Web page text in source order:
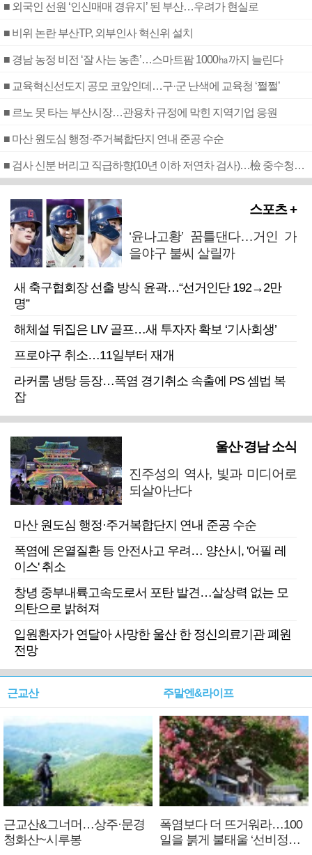
■ 외국인 선원 ‘인신매매 경유지’ 된 부산…우려가 현실로
■ 비위 논란 부산TP, 외부인사 혁신위 설치
■ 경남 농정 비전 ‘잘 사는 농촌’…스마트팜 1000㏊까지 늘린다
■ 교육혁신선도지 공모 코앞인데…구·군 난색에 교육청 ‘쩔쩔’
■ 르노 못 타는 부산시장…관용차 규정에 막힌 지역기업 응원
■ 마산 원도심 행정·주거복합단지 연내 준공 수순
■ 검사 신분 버리고 직급하향(10년 이하 저연차 검사)…檢 중수청행 기피
스포츠 +
‘윤나고황’ 꿈틀댄다…거인 가
을야구 불씨 살릴까
새 축구협회장 선출 방식 윤곽…“선거인단 192→2만
명”
해체설 뒤집은 LIV 골프…새 투자자 확보 ‘기사회생’
프로야구 취소…11일부터 재개
라커룸 냉탕 등장…폭염 경기취소 속출에 PS 셈법 복
잡
울산·경남 소식
진주성의 역사, 빛과 미디어로
되살아난다
마산 원도심 행정·주거복합단지 연내 준공 수순
폭염에 온열질환 등 안전사고 우려… 양산시, '어필 레
이스' 취소
창녕 중부내륙고속도로서 포탄 발견…살상력 없는 모
의탄으로 밝혀져
입원환자가 연달아 사망한 울산 한 정신의료기관 폐원
전망
근교산
근교산&그너머…상주·문경
청화산~시루봉
주말엔&라이프
폭염보다 더 뜨거워라…100
일을 붉게 불태울 ‘선비정신’